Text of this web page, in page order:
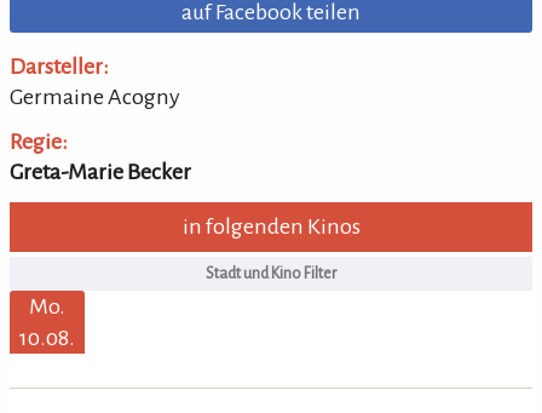
auf Facebook teilen
Darsteller:
Germaine Acogny
Regie:
Greta-Marie Becker
in folgenden Kinos
Mo.
10.08.